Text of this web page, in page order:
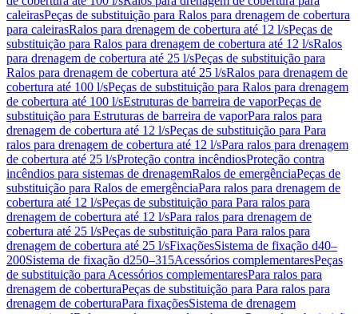
caleirasPeças de substituição para Ralos para drenagem de cobertura
para caleirasRalos para drenagem de cobertura até 12 l/sPeças de
substituição para Ralos para drenagem de cobertura até 12 l/sRalos
para drenagem de cobertura até 25 l/sPeças de substituição para
Ralos para drenagem de cobertura até 25 l/sRalos para drenagem de
cobertura até 100 l/sPeças de substituição para Ralos para drenagem
de cobertura até 100 l/sEstruturas de barreira de vaporPeças de
substituição para Estruturas de barreira de vaporPara ralos para
drenagem de cobertura até 12 l/sPeças de substituição para Para
ralos para drenagem de cobertura até 12 l/sPara ralos para drenagem
de cobertura até 25 l/sProteção contra incêndiosProteção contra
incêndios para sistemas de drenagemRalos de emergênciaPeças de
substituição para Ralos de emergênciaPara ralos para drenagem de
cobertura até 12 l/sPeças de substituição para Para ralos para
drenagem de cobertura até 12 l/sPara ralos para drenagem de
cobertura até 25 l/sPeças de substituição para Para ralos para
drenagem de cobertura até 25 l/sFixaçõesSistema de fixação d40–
200Sistema de fixação d250–315Acessórios complementaresPeças
de substituição para Acessórios complementaresPara ralos para
drenagem de coberturaPeças de substituição para Para ralos para
drenagem de coberturaPara fixaçõesSistema de drenagem